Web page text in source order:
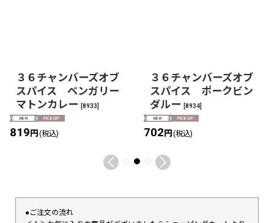
３６チャンバーズオブ
スパイス ベンガリー
マトンカレー [8933]
819円 (税込)
３６チャンバーズオブ
スパイス ポークビン
ダルー [8934]
702円 (税込)
●ご注文の流れ